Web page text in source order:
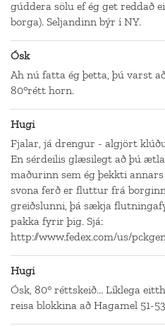
gúddera sölu ef ég get reddað
borga). Seljandinn býr í NY.
Ósk
Ah nú fatta ég þetta, þú varst
80°rétt horn.
Hugi
Fjalar, já drengur - algjört
En sérdeilis glæsilegt að þú
maðurinn sem ég þekkti
svona ferð er fluttur frá
greiðslunni, þá sækja
pakka fyrir þig. Sjá:
http://www.fedex.com/us/
Hugi
Ósk, 80° réttskeið... Líklega
reisa blokkina að Hagamel 51-